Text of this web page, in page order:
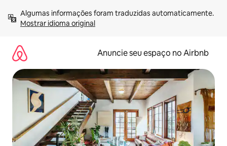
para
Mostrar idioma original
Anuncie seu espaço no Airbnb